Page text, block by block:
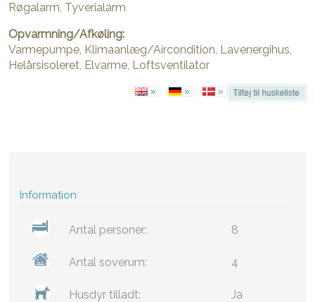
Røgalarm, Tyverialarm
Opvarmning/Afkøling:
Varmepumpe, Klimaanlæg/Aircondition, Lavenergihus,
Helårsisoleret, Elvarme, Loftsventilator
Information
Antal personer: 8
Antal soverum: 4
Husdyr tilladt: Ja